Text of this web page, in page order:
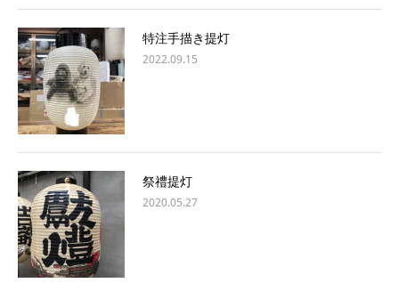
特注手描き提灯
2022.09.15
祭禮提灯
2020.05.27